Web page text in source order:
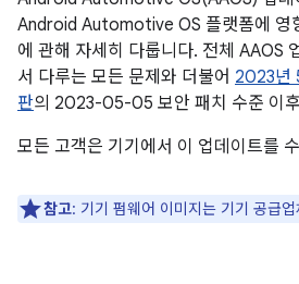
Android Automotive OS 플랫폼에 영
에 관해 자세히 다룹니다. 전체 AAOS
서 다루는 모든 문제와 더불어 2023년
판의 2023-05-05 보안 패치 수준 이
모든 고객은 기기에서 이 업데이트를
참고: 기기 펌웨어 이미지는 기기 공급